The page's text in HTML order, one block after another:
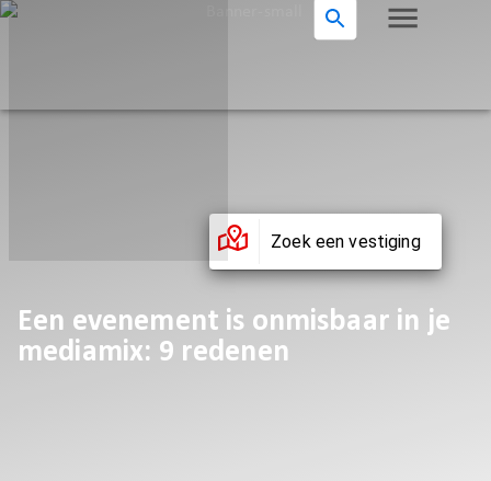
Zoek een vestiging
Een evenement is onmisbaar in je
mediamix: 9 redenen